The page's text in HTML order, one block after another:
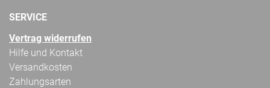
SERVICE
Vertrag widerrufen
Hilfe und Kontakt
Versandkosten
Zahlungsarten